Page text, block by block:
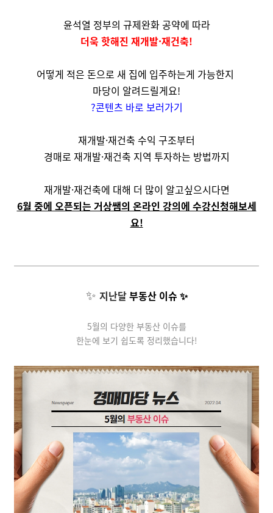
윤석열 정부의 규제완화 공약에 따라
더욱 핫해진 재개발·재건축!
어떻게 적은 돈으로 새 집에 입주하는게 가능한지
마당이 알려드릴게요!
?콘텐츠 바로 보러가기
재개발·재건축 수익 구조부터
경매로 재개발·재건축 지역 투자하는 방법까지
재개발·재건축에 대해 더 많이 알고싶으시다면
6월 중에 오픈되는 거상쌤의 온라인 강의에 수강신청해보세
요!
✨ 지난달부동산 이슈 ✨
5월의 다양한 부동산 이슈를
한눈에 보기 쉽도록 정리했습니다!